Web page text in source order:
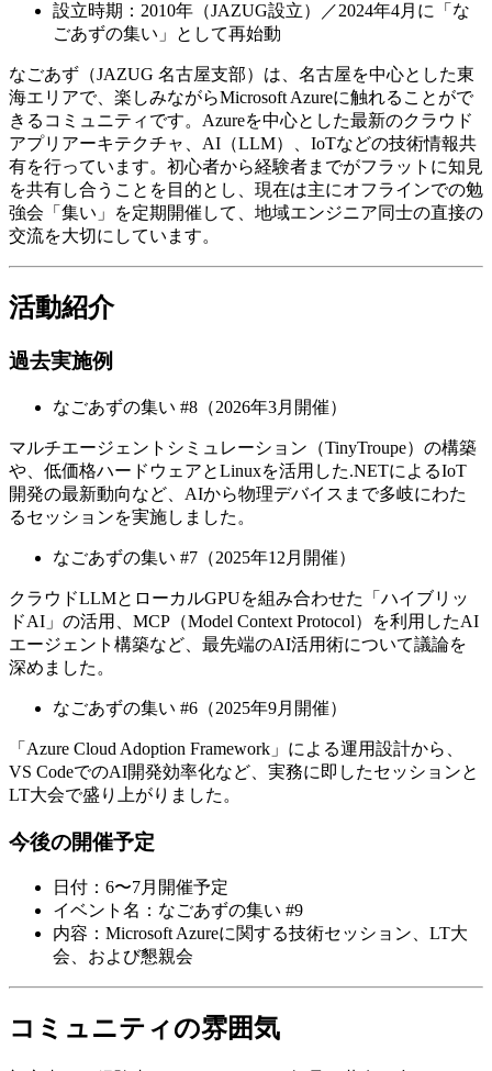
設立時期：2010年（JAZUG設立）／2024年4月に「な
ごあずの集い」として再始動
なごあず（JAZUG 名古屋支部）は、名古屋を中心とした東
海エリアで、楽しみながらMicrosoft Azureに触れることがで
きるコミュニティです。Azureを中心とした最新のクラウド
アプリアーキテクチャ、AI（LLM）、IoTなどの技術情報共
有を行っています。初心者から経験者までがフラットに知見
を共有し合うことを目的とし、現在は主にオフラインでの勉
強会「集い」を定期開催して、地域エンジニア同士の直接の
交流を大切にしています。
活動紹介
過去実施例
なごあずの集い #8（2026年3月開催）
マルチエージェントシミュレーション（TinyTroupe）の構築
や、低価格ハードウェアとLinuxを活用した.NETによるIoT
開発の最新動向など、AIから物理デバイスまで多岐にわた
るセッションを実施しました。
なごあずの集い #7（2025年12月開催）
クラウドLLMとローカルGPUを組み合わせた「ハイブリッ
ドAI」の活用、MCP（Model Context Protocol）を利用したAI
エージェント構築など、最先端のAI活用術について議論を
深めました。
なごあずの集い #6（2025年9月開催）
「Azure Cloud Adoption Framework」による運用設計から、
VS CodeでのAI開発効率化など、実務に即したセッションと
LT大会で盛り上がりました。
今後の開催予定
日付：6〜7月開催予定
イベント名：なごあずの集い #9
内容：Microsoft Azureに関する技術セッション、LT大
会、および懇親会
コミュニティの雰囲気